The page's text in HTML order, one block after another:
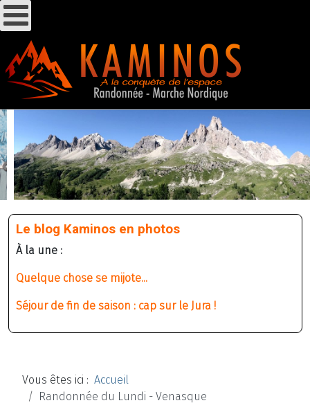
Le blog Kaminos en photos
À la une :
Quelque chose se mijote...
Séjour de fin de saison : cap sur le Jura !
Vous êtes ici : Accueil
Randonnée du Lundi - Venasque